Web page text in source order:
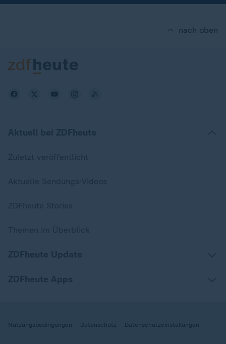
nach oben
Nutzungsbedingungen Datenschutz Datenschutzeinstellungen